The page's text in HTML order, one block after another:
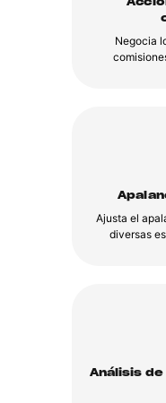
Negocia
Ajusta el
diversas
Análisis